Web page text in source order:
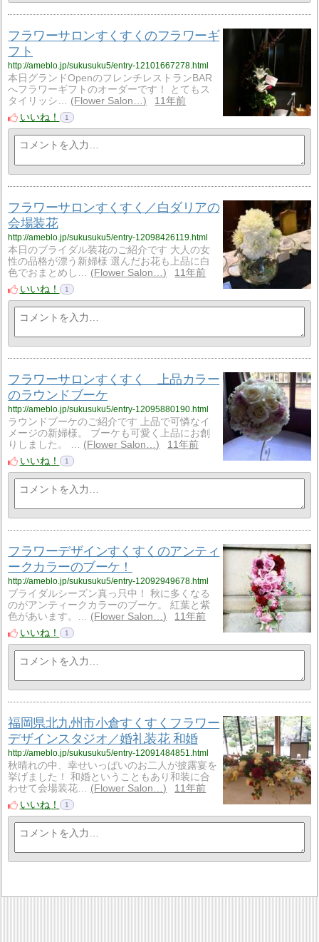
フラワーサロンすくすくのフラワーギ
フト
http://ameblo.jp/sukusuku5/entry-12101667278.html
本日グランドOpenのフレンチレストランBAR
へフラワーギフトのオーダーです！ とてもス
タイリッシ…
Flower Salon…
11年前
いいね！
1
フラワーサロンすくすく／白ダリアの
会場装花
http://ameblo.jp/sukusuku5/entry-12098426119.html
本日のブライダル装花のご紹介です 大人の女
性の品格が漂う新婦様 選んだお花も上品に白
色でおまとめし…
Flower Salon…
11年前
いいね！
1
フラワーサロンすくすく 上品カラー
のラウンドブーケ
http://ameblo.jp/sukusuku5/entry-12095880190.html
ラウンドブーケのご紹介です 上品で可憐なイ
メージの新婦様。 ブーケも可愛く上品にお創
りしました。 …
Flower Salon…
11年前
いいね！
1
フラワーデザインすくすくのアンティ
ークカラーのブーケ！
http://ameblo.jp/sukusuku5/entry-12092949678.html
ブライダルシーズン真っ只中！ 秋に多くなる
のがアンティークカラーのブーケ。 紅葉と紫
色があいます。…
Flower Salon…
11年前
いいね！
1
福岡県北九州市小倉すくすくフラワー
デザインスタジオ／婚礼装花 和婚
http://ameblo.jp/sukusuku5/entry-12091484851.html
秋晴れの中、幸せいっぱいのお二人が披露宴を
挙げました！ 和婚ということもあり和装に合
わせて会場装花…
Flower Salon…
11年前
いいね！
1